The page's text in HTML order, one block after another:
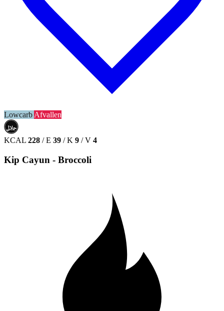
LowcarbAfvallen
حلال
HALAL
KCAL 228 / E 39 / K 9 / V 4
Kip Cayun - Broccoli